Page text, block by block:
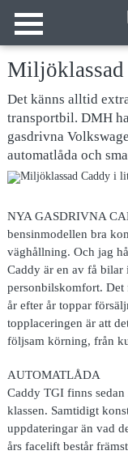
Det känns alltid
transportbil. DMH
gasdrivna
automatlåda och
NYA GASDRIVNA
bensinmodellen bra
väghållning. Och jag
Caddy är en av få bilar
personbilskomfort.
år efter år toppar
topplaceringen är att
följsam körning, från
AUTOMATLÅDA
Caddy TGI finns
klassen. Samtidigt
uppdateringar än vad
års facelift består